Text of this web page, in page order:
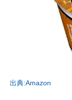
出典:Amazon